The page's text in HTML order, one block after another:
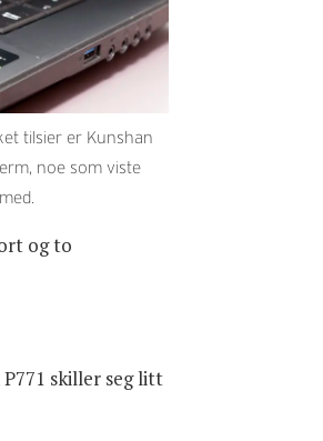
tilsier er Kunshan
noe som viste
og to
skiller seg litt